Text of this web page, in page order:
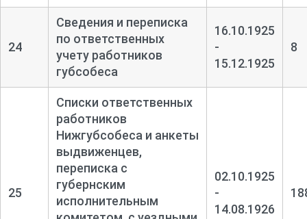
24
Сведения и переписка
по ответственных
учету работников
губсобеса
16.10.1925
-
15.12.1925
8
25
Списки ответственных
работников
Нижгубсобеса и анкеты
выдвиженцев,
переписка с
губернским
исполнительным
02.10.1925
-
14.08.1926